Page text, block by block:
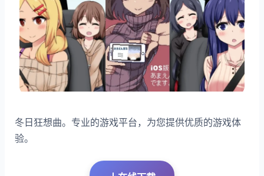
冬日狂想曲。专业的游戏平台，为您提供优质的游戏体
验。